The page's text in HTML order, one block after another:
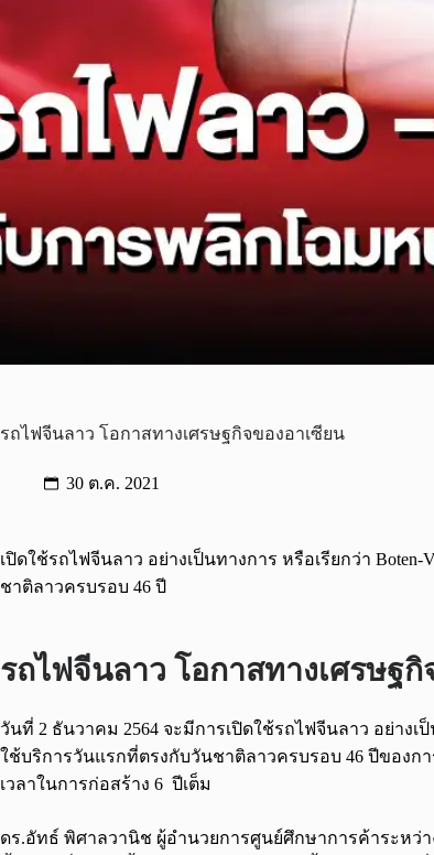
รถไฟจีนลาว โอกาสทางเศรษฐกิจของอาเซียน
30 ต.ค. 2021
เปิดใช้รถไฟจีนลาว อย่างเป็นทางการ หรือเรียกว่า
ชาติลาวครบรอบ 46 ปี
รถไฟจีนลาว โอกาสทางเศรษฐกิ
วันที่ 2 ธันวาคม 2564 จะมีการเปิดใช้รถไฟจีนลาว อย่างเ
ใช้บริการวันแรกที่ตรงกับวันชาติลาวครบรอบ 46 ปีของก
เวลาในการก่อสร้าง 6 ปีเต็ม
ดร.อัทธ์ พิศาลวานิช ผู้อำนวยการศูนย์ศึกษาการค้าระหว่